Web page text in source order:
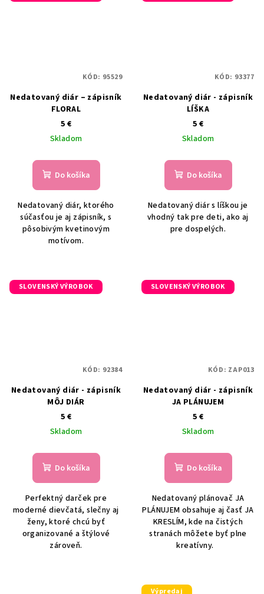
Nedatovaný diár – zápisník
FLORAL
5 €
Skladom
Do košíka
Nedatovaný diár, ktorého
súčasťou je aj zápisník, s
pôsobivým kvetinovým
motívom.
KÓD: 95529
Nedatovaný diár - zápisník
LÍŠKA
5 €
Skladom
Do košíka
Nedatovaný diár s líškou je
vhodný tak pre deti, ako aj
pre dospelých.
KÓD: 93377
SLOVENSKÝ VÝROBOK
Nedatovaný diár - zápisník
MÔJ DIÁR
5 €
Skladom
Do košíka
Perfektný darček pre
moderné dievčatá, slečny aj
ženy, ktoré chcú byť
organizované a štýlové
zároveň.
KÓD: 92384
SLOVENSKÝ VÝROBOK
Nedatovaný diár - zápisník
JA PLÁNUJEM
5 €
Skladom
Do košíka
Nedatovaný plánovač JA
PLÁNUJEM obsahuje aj časť JA
KRESLÍM, kde na čistých
stranách môžete byť plne
kreatívny.
KÓD: ZAP013
Výpredaj